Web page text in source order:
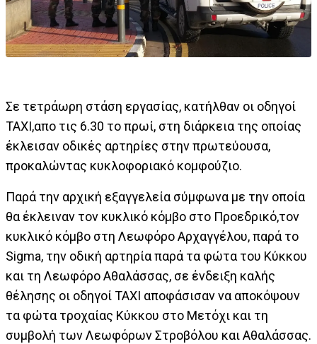
Σε τετράωρη στάση εργασίας, κατήλθαν οι οδηγοί
ΤΑΧΙ,απο τις 6.30 το πρωί, στη διάρκεια της οποίας
έκλεισαν οδικές αρτηρίες στην πρωτεύουσα,
προκαλώντας κυκλοφοριακό κομφούζιο.
Παρά την αρχική εξαγγελεία σύμφωνα με την οποία
θα έκλειναν τον κυκλικό κόμβο στο Προεδρικό,τον
κυκλικό κόμβο στη Λεωφόρο Αρχαγγέλου, παρά το
Sigma, την οδική αρτηρία παρά τα φώτα του Κύκκου
και τη Λεωφόρο Αθαλάσσας, σε ένδειξη καλής
θέλησης οι οδηγοί ΤΑΧΙ αποφάσισαν να αποκόψουν
τα φώτα τροχαίας Κύκκου στο Μετόχι και τη
συμβολή των Λεωφόρων Στροβόλου και Αθαλάσσας.